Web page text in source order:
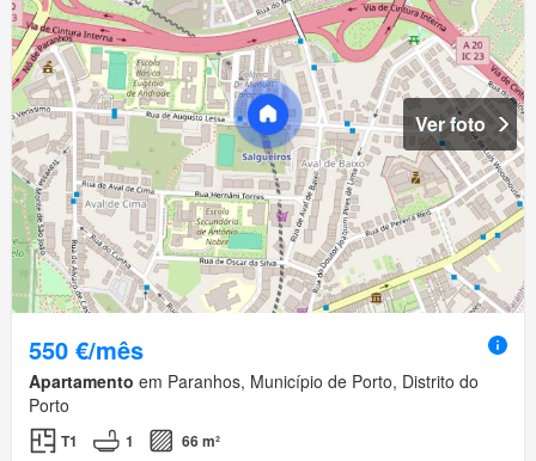
Ver foto
550 €/mês
Apartamento em Paranhos, Município de Porto, Distrito do
Porto
T1 1
66 m²